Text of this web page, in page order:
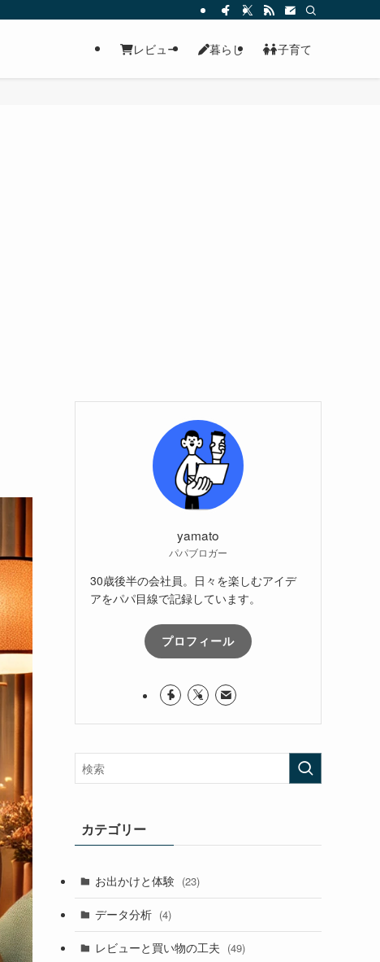
レビュー 暮らし 子育て
yamato
パパブロガー
30歳後半の会社員。日々を楽しむアイデ
アをパパ目線で記録しています。
プロフィール
カテゴリー
お出かけと体験 (23)
データ分析 (4)
レビューと買い物の工夫 (49)